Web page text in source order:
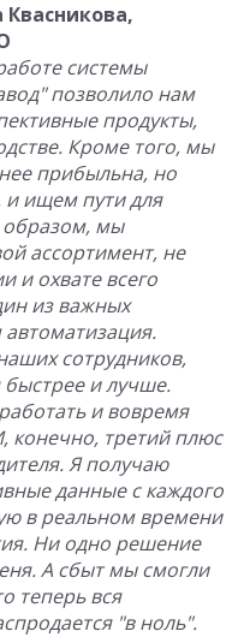
системы
позволило нам
продукты,
Кроме того, мы
прибыльна, но
и ищем пути для
мы
ассортимент, не
и охвате всего
из важных
сотрудников,
быстрее и лучше.
и вовремя
конечно, третий плюс
Я получаю
данные с каждого
в реальном времени
Ни одно решение
А сбыт мы смогли
теперь вся
"в ноль".